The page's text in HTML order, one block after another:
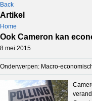
Back
Artikel
Home
Ook Cameron kan
8 mei 2015
Onderwerpen: Macro-